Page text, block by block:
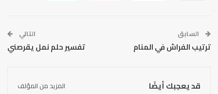
السابق
ترتيب الفراش في المنام
التالي
تفسير حلم نمل يقرصني
قد يعجبك أيضًا المزيد من المؤلف